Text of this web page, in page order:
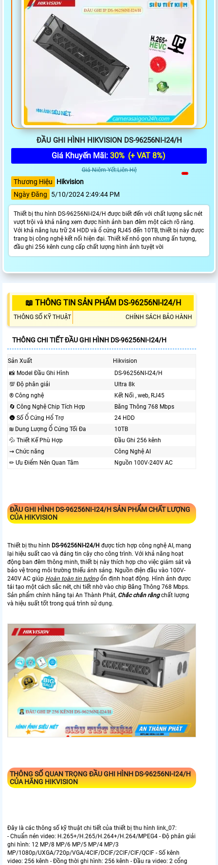
ĐẦU GHI HÌNH HIKVISION DS-96256NI-I24/H
Giá Khuyến Mãi: 30% (+ VAT 8%)
Giá Niêm Yết:Liên Hệ
Thương Hiệu
Hikvision
Ngày Đăng
5/10/2024 2:49:44 PM
Thiết bị thu hình DS-96256NI-I24/H được biết đến với chất lượng sắc nét
vượt trội và khả năng xem được hình ảnh ban đêm một cách rõ ràng.
Với khả năng lưu trữ 24 HDD và ổ cứng RJ45 đến 10TB, thiết bị này được
trang bị công nghệ kết nối hiện đại. Thiết kế nhỏ gọn nhưng ấn tượng,
đầu ghi 256 kênh cung cấp chất lượng hình ảnh tuyệt vời
📖 THÔNG TIN SẢN PHẨM DS-96256NI-I24/H
THÔNG SỐ KỸ THUẬT CHÍNH SÁCH BẢO HÀNH
THÔNG CHI TIẾT ĐẦU GHI HÌNH DS-96256NI-I24/H
Sản Xuất
Hikvision
📸 Model Đầu Ghi Hình
DS-96256NI-I24/H
💯 Độ phân giải
Ultra 8k
®️ Công nghệ
Kết Nối , web, RJ45
🔄 Công Nghệ Chip Tích Hợp
Băng Thông 768 Mbps
🌚 Số Ổ Cứng Hổ Trợ
24 HDD
₪ Dung Lượng Ổ Cứng Tối Đa
10TB
💦 Thiết Kế Phù Hợp
Đầu Ghi 256 kênh
⇝ Chức năng
Công Nghệ AI
✏ Ưu Điểm Nên Quan Tâm
Nguồn 100V-240V AC
ĐẦU GHI HÌNHDS-96256NI-I24/HSẢN PHẨM CHẤT LƯỢNG
CỦA HIKVISION
Thiết bị thu hình DS-96256NI-I24/H được tích hợp công nghệ AI, mang
lại hiệu suất cao và đáng tin cậy cho công trình. Với khả năng hoạt
động ban đêm thông minh, thiết bị này thích hợp cho việc giám sát và
bảo vệ trong môi trường thiếu ánh sáng. Nguồn điện đầu vào 100V-
240V AC giúp Hoàn toàn tin tưởngổn định hoạt động. Hình ảnh được
tái tạo một cách sắc nét, chi tiết nhờ vào chip Băng Thông 768 Mbps.
Sản phẩm chính hãng tại An Thành Phát, Chắc chắn rằngchất lượng
và hiệu suất tốt trong quá trình sử dụng.
THÔNG SỐ QUAN TRỌNG ĐẦU GHI HÌNHDS-96256NI-I24/H
CỦA HÃNG HIKVISION
Đây là các thông số kỹ thuật chi tiết của thiết bị thu hình link_07:
- Chuẩn nén video: H.265+/H.265/H.264+/H.264/MPEG4 - Độ phân giải
ghi hình: 12 MP/8 MP/6 MP/5 MP/4 MP/3
MP/1080p/UXGA/720p/VGA/4CIF/DCIF/2CIF/CIF/QCIF - Số kênh
video: 256 kênh - Đồng thời ghi hình: 256 kênh - Đầu ra video: 2 cổng